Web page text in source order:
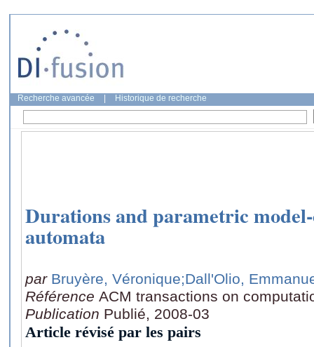
Recherche avancée Historique de recherche
Durations and parametric
automata
par Bruyère, Véronique;Dall'Olio,
Référence ACM transactions on
Publication Publié, 2008-03
Article révisé par les pairs